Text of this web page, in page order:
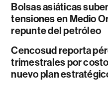
Bolsas asiáticas
tensiones en Medio
repunte del petróleo
Cencosud reporta
trimestrales por
nuevo plan